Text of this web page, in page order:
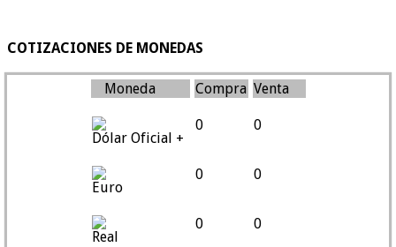
COTIZACIONES DE MONEDAS
Moneda Compra Venta
Dólar Oficial +
0 0
Euro
0 0
Real
0 0